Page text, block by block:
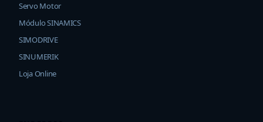
Servo Motor
Módulo SINAMICS
SIMODRIVE
SINUMERIK
Loja Online